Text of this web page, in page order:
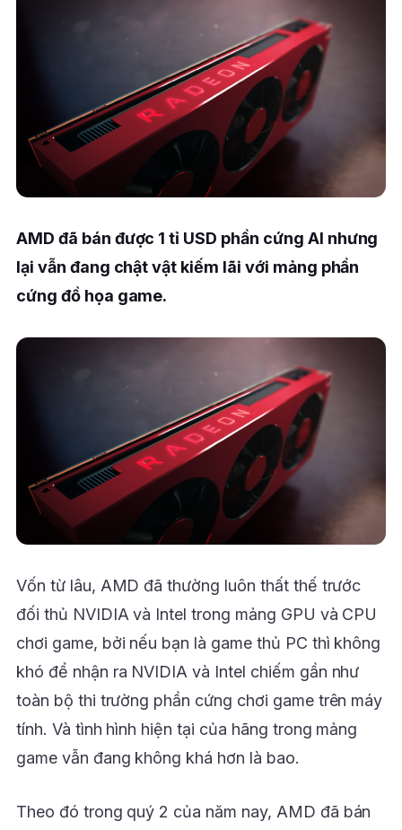
AMD đã bán được 1 tỉ USD phần cứng AI nhưng
lại vẫn đang chật vật kiếm lãi với mảng phần
cứng đồ họa game.
Vốn từ lâu, AMD đã thường luôn thất thế trước
đối thủ NVIDIA và Intel trong mảng GPU và CPU
chơi game, bởi nếu bạn là game thủ PC thì không
khó để nhận ra NVIDIA và Intel chiếm gần như
toàn bộ thi trường phần cứng chơi game trên máy
tính. Và tình hình hiện tại của hãng trong mảng
game vẫn đang không khá hơn là bao.
Theo đó trong quý 2 của năm nay, AMD đã bán